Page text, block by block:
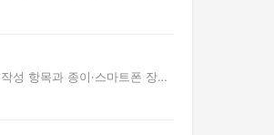
성 항목과 종이·스마트폰 장